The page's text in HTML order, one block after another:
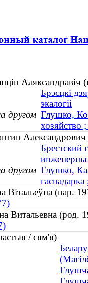
Аляксандравіч
Брэсцкі
экалогіі
другом Глушко,
хозяйство
Александрович
Брестский
другом Глушко,
Вітальеўна (нар.
Витальевна
/ сям'я)